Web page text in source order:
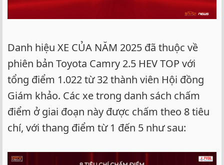
Danh hiệu XE CỦA NĂM 2025 đã thuộc về
phiên bản Toyota Camry 2.5 HEV TOP với
tổng điểm 1.022 từ 32 thành viên Hội đồng
Giám khảo. Các xe trong danh sách chấm
điểm ở giai đoạn này được chấm theo 8 tiêu
chí, với thang điểm từ 1 đến 5 như sau: